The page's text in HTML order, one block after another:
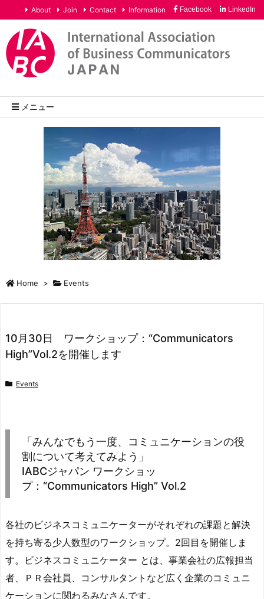
メニュー
About Join Contact Information Facebook LinkedIn
Home > Events
10月30日 ワークショップ：“Communicators
High”Vol.2を開催します
Events
「みんなでもう一度、コミュニケーションの役
割について考えてみよう」
IABCジャパン ワークショッ
プ：“Communicators High” Vol.2
各社のビジネスコミュニケーターがそれぞれの課題と解決
を持ち寄る少人数型のワークショップ。2回目を開催しま
す。ビジネスコミュニケーター とは、事業会社の広報担当
者、ＰＲ会社員、コンサルタントなど広く企業のコミュニ
ケーションに関わるみなさんです。